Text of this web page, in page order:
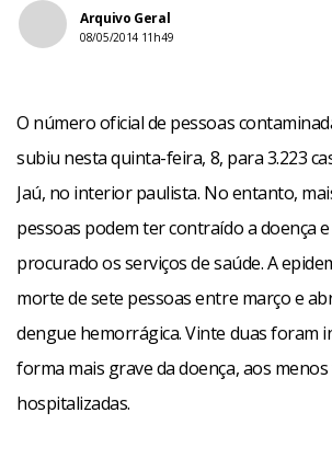
“Acho que não chega a tanto (20 mil),
número razoável. O problema é que
de transmissão viral, as pessoas acham
cuidar sozinhas e não procuram os
prejuízos podem ser grandes, pois ao
errado a doença pode se agravar”, diz
segundo ela, a contaminação está
nossos números, a epidemia está
março de 100 a 200 suspeitos eram
Hoje estamos em 20 por dia”, diz. O
doença, divulgado nesta quinta, informa
Arquivo Geral
08/05/2014 11h49
O número oficial de pessoas
subiu nesta quinta-feira, 8, para 3.223
Jaú, no interior paulista. No entanto,
pessoas podem ter contraído a doença
procurado os serviços de saúde. A
morte de sete pessoas entre março e
dengue hemorrágica. Vinte duas foram
forma mais grave da doença, aos
hospitalizadas.